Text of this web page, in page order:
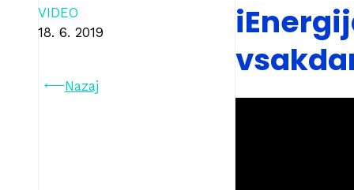
VIDEO
18. 6. 2019
Nazaj